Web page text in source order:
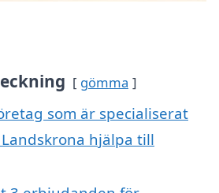
gömma
som är specialiserat
hjälpa till